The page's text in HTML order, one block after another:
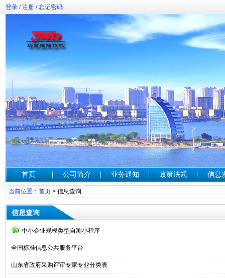
登录/注册/忘记密码
首页 公司简介 业务通知 政策法规 信息
当前位置： 首页> 信息查询
信息查询
中小企业规模类型自测小程序
全国标准信息公共服务平台
山东省政府采购评审专家专业分类表